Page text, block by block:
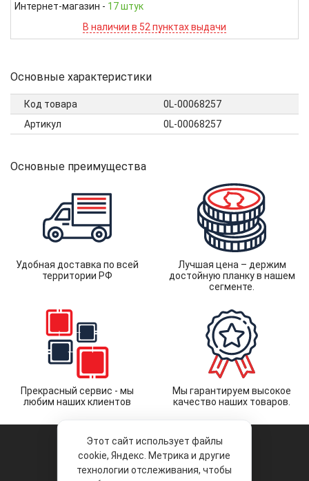
Интернет-магазин - 17 штук
В наличии в 52 пунктах выдачи
Основные характеристики
Код товара
0L-00068257
Артикул
0L-00068257
Основные преимущества
Удобная доставка по всей
территории РФ
Лучшая цена – держим
достойную планку в нашем
сегменте.
Прекрасный сервис - мы
любим наших клиентов
Мы гарантируем высокое
качество наших товаров.
Этот сайт использует файлы
cookie, Яндекс. Метрика и другие
технологии отслеживания, чтобы